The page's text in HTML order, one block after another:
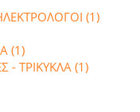
(1)
(1)
ΤΡΙΚΥΚΛΑ (1)